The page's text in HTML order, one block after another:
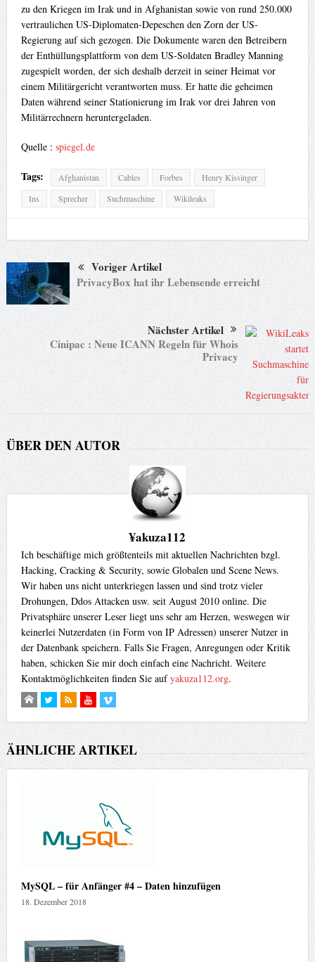
zu den Kriegen im Irak und in Afghanistan sowie von rund 250.000
vertraulichen US-Diplomaten-Depeschen den Zorn der US-
Regierung auf sich gezogen. Die Dokumente waren den Betreibern
der Enthüllungsplattform von dem US-Soldaten Bradley Manning
zugespielt worden, der sich deshalb derzeit in seiner Heimat vor
einem Militärgericht verantworten muss. Er hatte die geheimen
Daten während seiner Stationierung im Irak vor drei Jahren von
Militärrechnern heruntergeladen.
Quelle : spiegel.de
Tags: Afghanistan Cables Forbes
Henry Kissinger
Ins
Sprecher Suchmaschine Wikileaks
Voriger Artikel
PrivacyBox hat ihr Lebensende erreicht
Nächster Artikel
Cinipac : Neue ICANN Regeln für Whois
Privacy
ÜBER DEN AUTOR
¥akuza112
Ich beschäftige mich größtenteils mit aktuellen Nachrichten bzgl.
Hacking, Cracking & Security, sowie Globalen und Scene News.
Wir haben uns nicht unterkriegen lassen und sind trotz vieler
Drohungen, Ddos Attacken usw. seit August 2010 online. Die
Privatsphäre unserer Leser liegt uns sehr am Herzen, weswegen wir
keinerlei Nutzerdaten (in Form von IP Adressen) unserer Nutzer in
der Datenbank speichern. Falls Sie Fragen, Anregungen oder Kritik
haben, schicken Sie mir doch einfach eine Nachricht. Weitere
Kontaktmöglichkeiten finden Sie aufyakuza112.org.
ÄHNLICHE ARTIKEL
MySQL – für Anfänger #4 – Daten hinzufügen
18. Dezember 2018